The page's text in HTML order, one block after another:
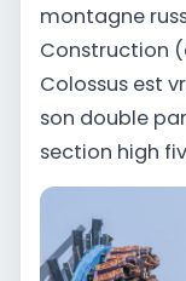
montagne
Construction
Colossus est
son double
section high